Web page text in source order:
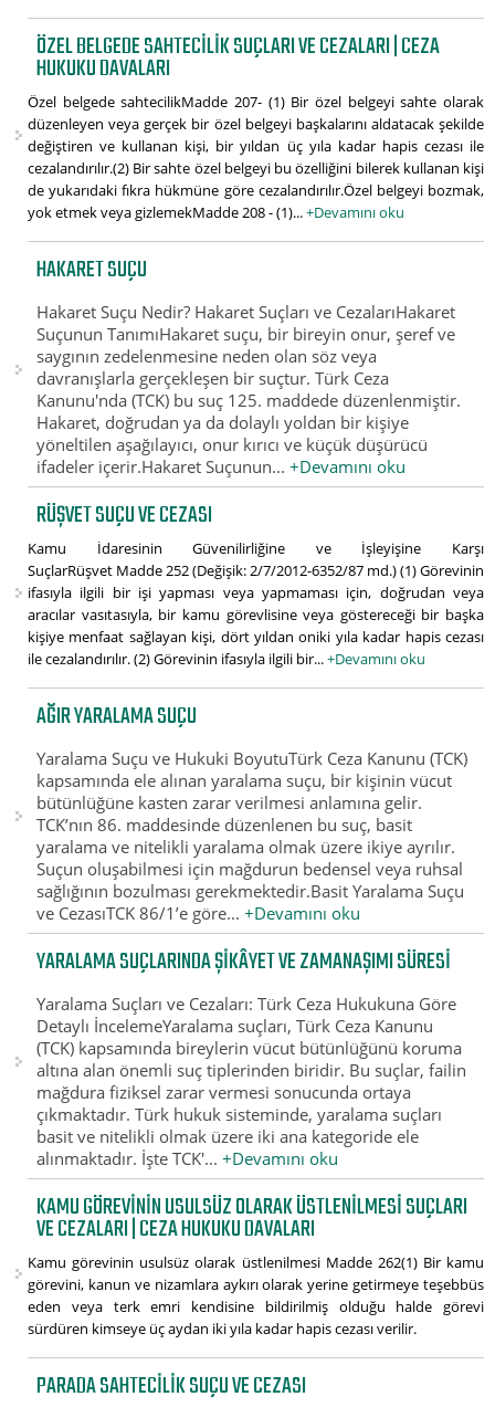
ÖZEL BELGEDE SAHTECILIK SUÇLARI VE CEZALARI | CEZA
HUKUKU DAVALARI
Özel belgede sahtecilikMadde 207- (1) Bir özel belgeyi sahte olarak
düzenleyen veya gerçek bir özel belgeyi başkalarını aldatacak şekilde
değiştiren ve kullanan kişi, bir yıldan üç yıla kadar hapis cezası ile
cezalandırılır.(2) Bir sahte özel belgeyi bu özelliğini bilerek kullanan kişi
de yukarıdaki fıkra hükmüne göre cezalandırılır.Özel belgeyi bozmak,
yok etmek veya gizlemekMadde 208 - (1)...+Devamını oku
HAKARET SUÇU
Hakaret Suçu Nedir? Hakaret Suçları ve CezalarıHakaret
Suçunun TanımıHakaret suçu, bir bireyin onur, şeref ve
saygının zedelenmesine neden olan söz veya
davranışlarla gerçekleşen bir suçtur. Türk Ceza
Kanunu'nda (TCK) bu suç 125. maddede düzenlenmiştir.
Hakaret, doğrudan ya da dolaylı yoldan bir kişiye
yöneltilen aşağılayıcı, onur kırıcı ve küçük düşürücü
ifadeler içerir.Hakaret Suçunun...+Devamını oku
RÜŞVET SUÇU VE CEZASI
Kamu İdaresinin Güvenilirliğine ve İşleyişine Karşı
SuçlarRüşvet Madde 252 (Değişik: 2/7/2012-6352/87 md.) (1) Görevinin
ifasıyla ilgili bir işi yapması veya yapmaması için, doğrudan veya
aracılar vasıtasıyla, bir kamu görevlisine veya göstereceği bir başka
kişiye menfaat sağlayan kişi, dört yıldan oniki yıla kadar hapis cezası
ile cezalandırılır. (2) Görevinin ifasıyla ilgili bir...+Devamını oku
AĞIR YARALAMA SUÇU
Yaralama Suçu ve Hukuki BoyutuTürk Ceza Kanunu (TCK)
kapsamında ele alınan yaralama suçu, bir kişinin vücut
bütünlüğüne kasten zarar verilmesi anlamına gelir.
TCK’nın 86. maddesinde düzenlenen bu suç, basit
yaralama ve nitelikli yaralama olmak üzere ikiye ayrılır.
Suçun oluşabilmesi için mağdurun bedensel veya ruhsal
sağlığının bozulması gerekmektedir.Basit Yaralama Suçu
ve CezasıTCK 86/1’e göre...+Devamını oku
YARALAMA SUÇLARINDA ŞIKÂYET VE ZAMANAŞIMI SÜRESI
Yaralama Suçları ve Cezaları: Türk Ceza Hukukuna Göre
Detaylı İncelemeYaralama suçları, Türk Ceza Kanunu
(TCK) kapsamında bireylerin vücut bütünlüğünü koruma
altına alan önemli suç tiplerinden biridir. Bu suçlar, failin
mağdura fiziksel zarar vermesi sonucunda ortaya
çıkmaktadır. Türk hukuk sisteminde, yaralama suçları
basit ve nitelikli olmak üzere iki ana kategoride ele
alınmaktadır. İşte TCK'...+Devamını oku
KAMU GÖREVININ USULSÜZ OLARAK ÜSTLENILMESI SUÇLARI
VE CEZALARI | CEZA HUKUKU DAVALARI
Kamu görevinin usulsüz olarak üstlenilmesi Madde 262(1) Bir kamu
görevini, kanun ve nizamlara aykırı olarak yerine getirmeye teşebbüs
eden veya terk emri kendisine bildirilmiş olduğu halde görevi
sürdüren kimseye üç aydan iki yıla kadar hapis cezası verilir.
PARADA SAHTECILIK SUÇU VE CEZASI